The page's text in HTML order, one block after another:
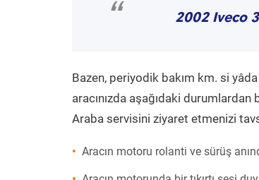
“ 2002 Iveco
Bazen, periyodik bakım km. si
aracınızda aşağıdaki durumlardan
Araba servisini ziyaret etmenizi
Aracın motoru rolanti ve sürüş